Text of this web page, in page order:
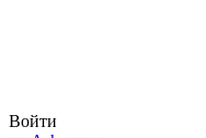
Войти